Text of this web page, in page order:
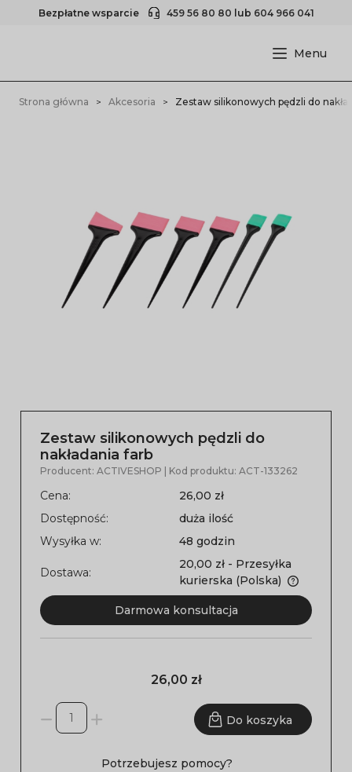
Bezpłatne wsparcie 459 56 80 80 lub 604 966 041
Strona główna Akcesoria Zestaw silikonowych pędzli do
Zestaw silikonowych pędzli do
nakładania farb
Producent: ACTIVESHOP | Kod produktu: ACT-133262
Cena:
26,00 zł
Dostępność:
duża ilość
Wysyłka w:
48 godzin
Dostawa:
20,00 zł - Przesyłka
kurierska (Polska)
Darmowa konsultacja
26,00 zł
Do koszyka
Potrzebujesz pomocy?